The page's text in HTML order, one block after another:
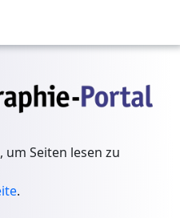
, um Seiten lesen zu
.